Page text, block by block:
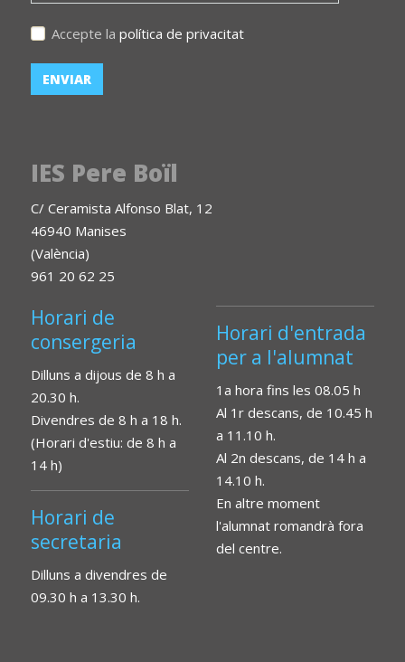
Accepte la política de privacitat
IES Pere Boïl
C/ Ceramista Alfonso Blat, 12
46940 Manises
(València)
961 20 62 25
Horari de
consergeria
Dilluns a dijous de 8 h a
20.30 h.
Divendres de 8 h a 18 h.
(Horari d'estiu: de 8 h a
14 h)
Horari de
secretaria
Dilluns a divendres de
09.30 h a 13.30 h.
Horari d'entrada
per a l'alumnat
1a hora fins les 08.05 h
Al 1r descans, de 10.45 h
a 11.10 h.
Al 2n descans, de 14 h a
14.10 h.
En altre moment
l'alumnat romandrà fora
del centre.